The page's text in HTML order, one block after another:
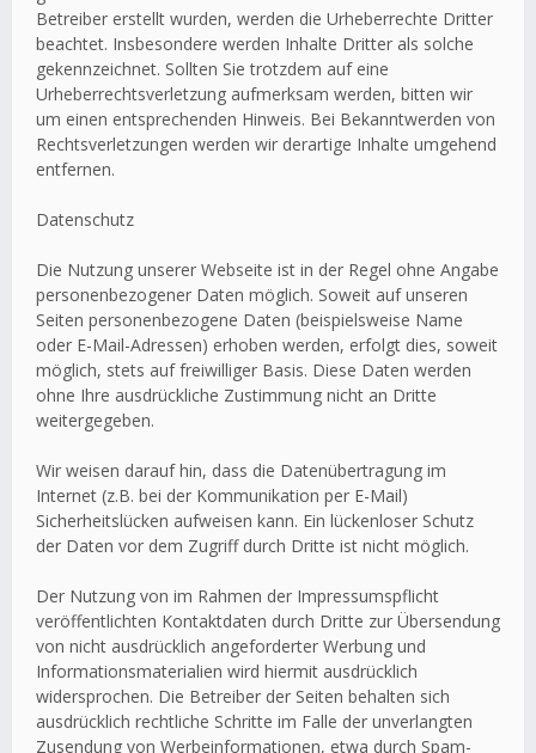
Betreiber erstellt wurden, werden die Urheberrechte Dritter
beachtet. Insbesondere werden Inhalte Dritter als solche
gekennzeichnet. Sollten Sie trotzdem auf eine
Urheberrechtsverletzung aufmerksam werden, bitten wir
um einen entsprechenden Hinweis. Bei Bekanntwerden von
Rechtsverletzungen werden wir derartige Inhalte umgehend
entfernen.
Datenschutz
Die Nutzung unserer Webseite ist in der Regel ohne Angabe
personenbezogener Daten möglich. Soweit auf unseren
Seiten personenbezogene Daten (beispielsweise Name
oder E-Mail-Adressen) erhoben werden, erfolgt dies, soweit
möglich, stets auf freiwilliger Basis. Diese Daten werden
ohne Ihre ausdrückliche Zustimmung nicht an Dritte
weitergegeben.
Wir weisen darauf hin, dass die Datenübertragung im
Internet (z.B. bei der Kommunikation per E-Mail)
Sicherheitslücken aufweisen kann. Ein lückenloser Schutz
der Daten vor dem Zugriff durch Dritte ist nicht möglich.
Der Nutzung von im Rahmen der Impressumspflicht
veröffentlichten Kontaktdaten durch Dritte zur Übersendung
von nicht ausdrücklich angeforderter Werbung und
Informationsmaterialien wird hiermit ausdrücklich
widersprochen. Die Betreiber der Seiten behalten sich
ausdrücklich rechtliche Schritte im Falle der unverlangten
Zusendung von Werbeinformationen, etwa durch Spam-